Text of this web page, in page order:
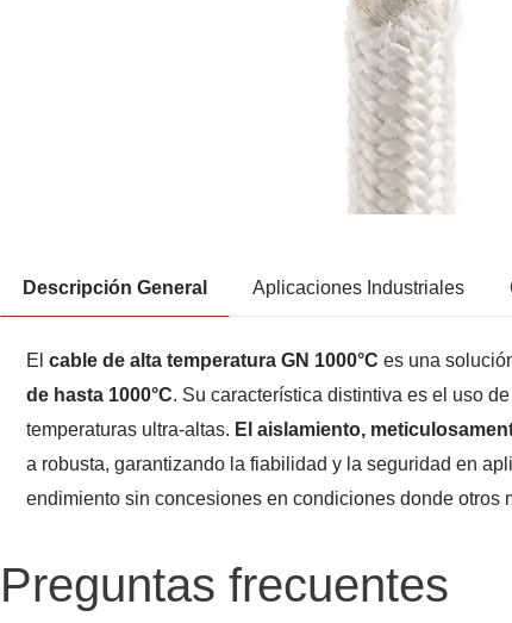
Descripción General Aplicaciones Industriales
El cable de alta temperatura GN 1000°C es una
de hasta 1000°C. Su característica distintiva es el uso de
temperaturas ultra-altas. El aislamiento,
a robusta, garantizando la fiabilidad y la seguridad en
endimiento sin concesiones en condiciones donde otros
Preguntas frecuentes